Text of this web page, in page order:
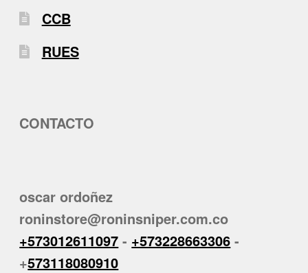
CCB
RUES
CONTACTO
oscar ordoñez
roninstore@roninsniper.com.co
+573012611097 - +573228663306 -
+573118080910